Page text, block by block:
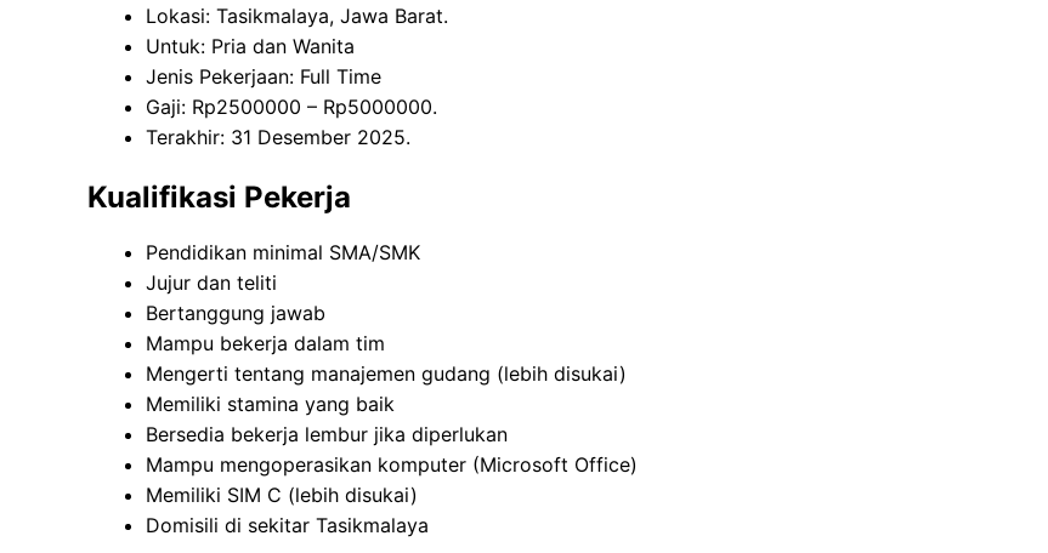
Lokasi: Tasikmalaya, Jawa Barat.
Untuk: Pria dan Wanita
Jenis Pekerjaan: Full Time
Gaji: Rp2500000 – Rp5000000.
Terakhir: 31 Desember 2025.
Kualifikasi Pekerja
Pendidikan minimal SMA/SMK
Jujur dan teliti
Bertanggung jawab
Mampu bekerja dalam tim
Mengerti tentang manajemen gudang (lebih disukai)
Memiliki stamina yang baik
Bersedia bekerja lembur jika diperlukan
Mampu mengoperasikan komputer (Microsoft Office)
Memiliki SIM C (lebih disukai)
Domisili di sekitar Tasikmalaya